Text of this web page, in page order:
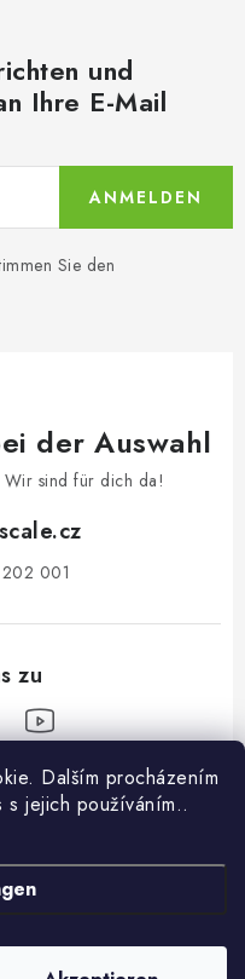
Dalším procházením
s jejich používáním..
und
Ihre E-Mail
Sie den
ANMELDEN
der Auswahl
Wir sind für dich da!
001​